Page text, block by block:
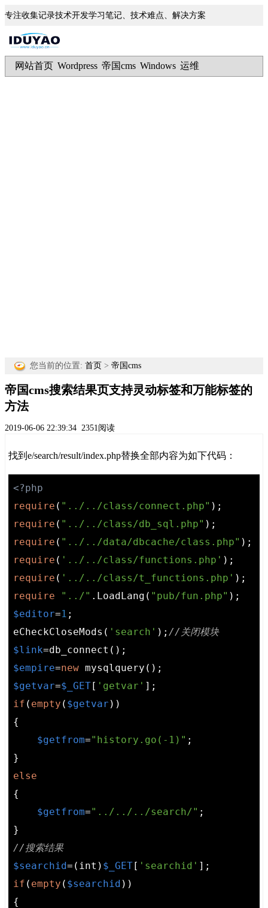
专注收集记录技术开发学习笔记、技术难点、解决方案
网站首页 Wordpress 帝国cms Windows 运维
您当前的位置: 首页 > 帝国cms
帝国cms搜索结果页支持灵动标签和万能标签的
方法
2019-06-06 22:39:34 2351阅读
找到e/search/result/index.php替换全部内容为如下代码：
<?php
require ( "../../class/connect.php"
require ( "../../class/db_sql.php"
require ( "../../data/dbcache/class.php"
require ( '../../class/functions.php'
require ( '../../class/t_functions.php'
require
"../" .LoadLang( "pub/fun.php"
$editor=1 ;
eCheckCloseMods( 'search' ); //关闭模块
$link
$empire=new
$getvar=$_GET[ 'getvar'
if ( empty ( $getvar ))
{
$getfrom="history.go(-1)" ;
else
{
$getfrom="../../../search/" ;
//搜索结果
$searchid=(int) $_GET[ 'searchid'
if ( empty ( $searchid ))
{